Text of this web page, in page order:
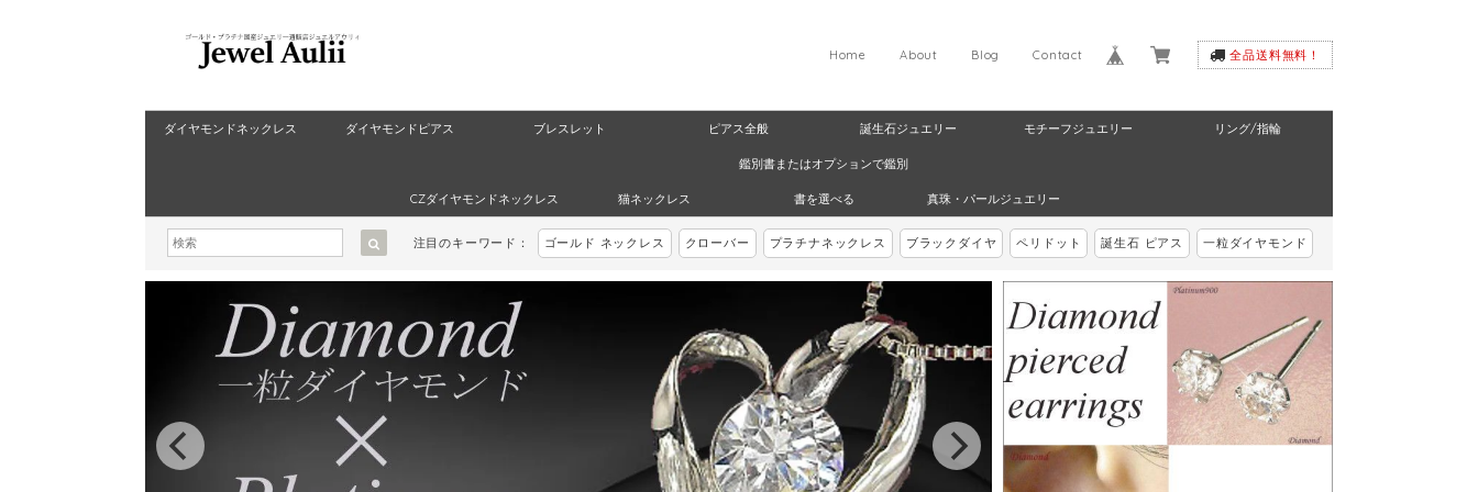
全品送料無料！
Contact
Blog
About
Home
ダイヤモンドネックレス ダイヤモンドピアス ブレスレット ピアス全般 誕生石ジュエリー モチーフジュエリー リング/指輪
CZダイヤモンドネックレス 猫ネックレス
鑑別書またはオプションで鑑別
書を選べる 真珠・パールジュエリー
注目のキーワード： ゴールド ネックレス クローバー プラチナネックレス ブラックダイヤ ペリドット 誕生石 ピアス 一粒ダイヤモンド